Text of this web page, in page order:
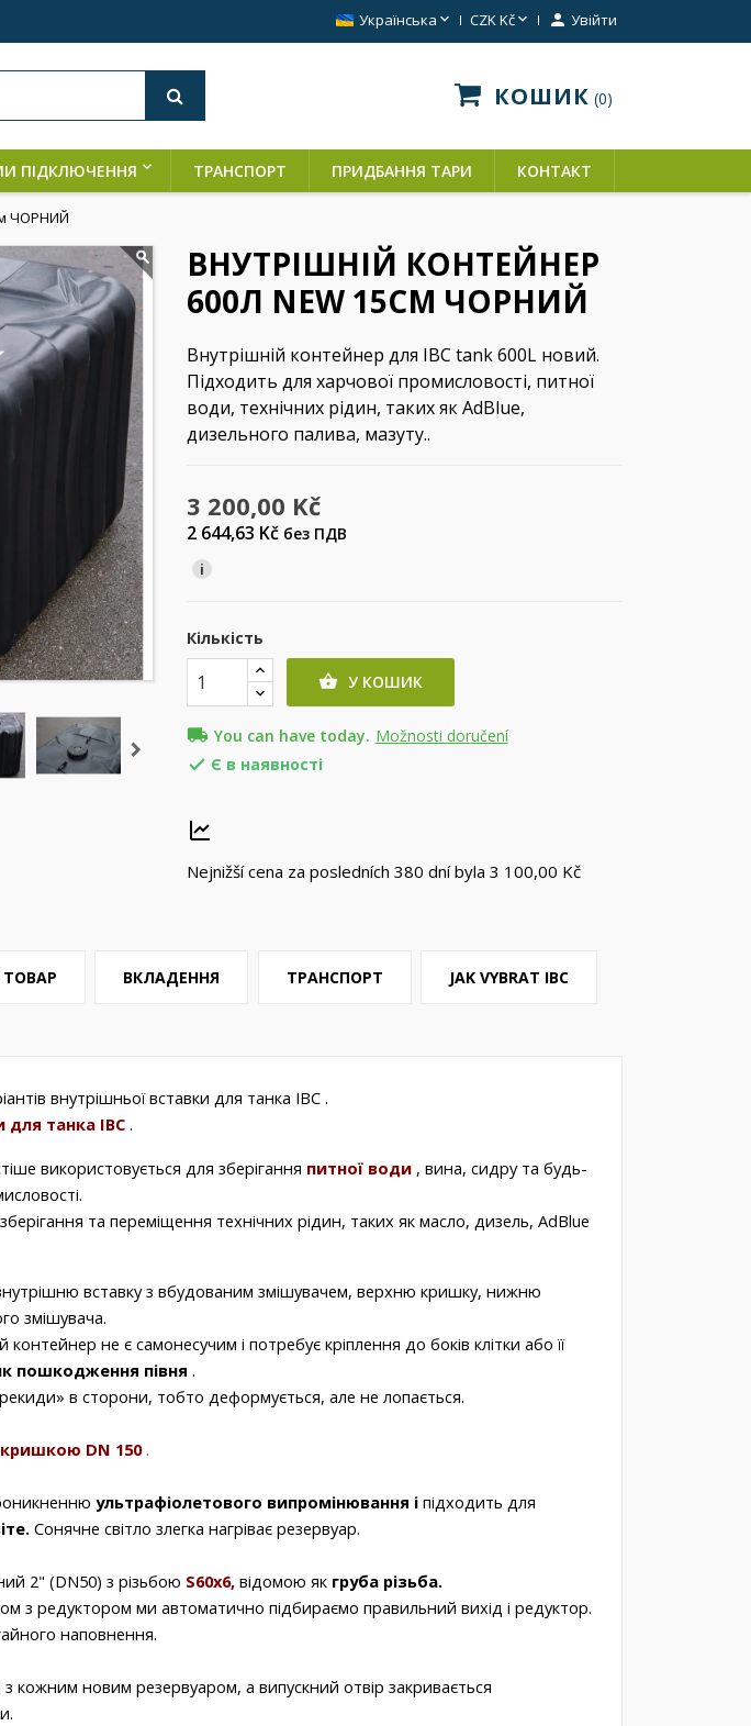
Українська  CZK Kč  Увійти
КОШИК 0
ПІДКЛЮЧЕННЯ ТРАНСПОРТ ПРИДБАННЯ ТАРИ КОНТАКТ
ЧОРНИЙ
ВНУТРІШНІЙ КОНТЕЙНЕР
600Л NEW 15СМ ЧОРНИЙ
Внутрішній контейнер для IBC tank 600L новий.
Підходить для харчової промисловості, питної
води, технічних рідин, таких як AdBlue,
дизельного палива, мазуту..
3 200,00 Kč
2 644,63 Kč без ПДВ
i
Кількість
 У КОШИК
local_shipping You can have today. Možnosti doručení
 Є в наявності
Nejnižší cena za posledních 380 dní byla 3 100,00 Kč
ВКЛАДЕННЯ ТРАНСПОРТ JAK VYBRAT IBC
внутрішньоївставки для танка IBC .
для танка IBC .
використовується для зберігання питної води , вина, сидру та будь-
та переміщення технічних рідин, таких як масло, дизель, AdBlue
вставку з вбудованим змішувачем, верхню кришку, нижню
змішувача.
не є самонесучим і потребує кріплення до боків клітки або її
пошкодження півня .
в сторони, тобто деформується, але не лопається.
кришкою DN 150 .
ультрафіолетового випромінювання і підходить для
Сонячне світло злегка нагріває резервуар.
2" (DN50) з різьбою S60x6, відомою як груба різьба.
з редуктором ми автоматично підбираємо правильний вихід і редуктор.
наповнення.
з кожним новим резервуаром, а випускний отвір закривається